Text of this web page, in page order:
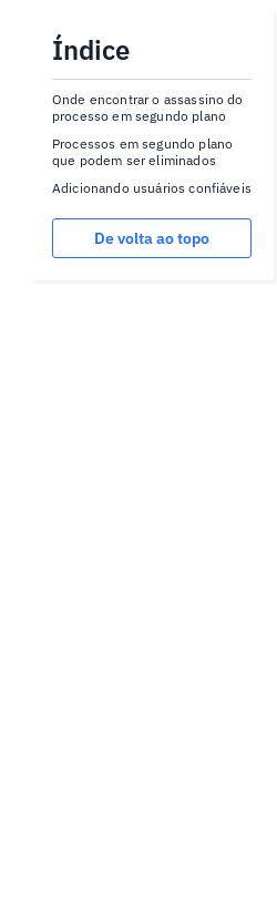
Índice
Onde encontrar o assassino do
processo em segundo plano
Processos em segundo plano
que podem ser eliminados
Adicionando usuários confiáveis
De volta ao topo